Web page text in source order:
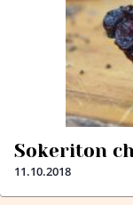
Sokeriton
11.10.2018